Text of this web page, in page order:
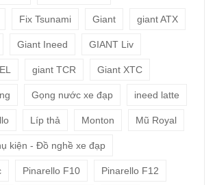
Fix Tsunami Giant giant ATX
Giant Ineed GIANT Liv
giant TCR Giant XTC
Gọng nước xe đạp ineed latte
Líp thả Monton Mũ Royal
kiện - Đồ nghề xe đạp
Pinarello F10 Pinarello F12